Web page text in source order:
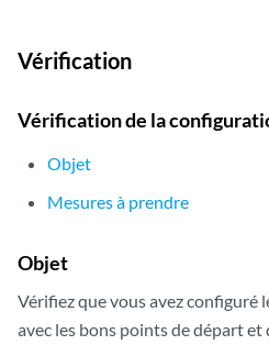
Vérification
Vérification de la
Objet
Mesures à prendre
Objet
Vérifiez que vous avez configuré
avec les bons points de départ et